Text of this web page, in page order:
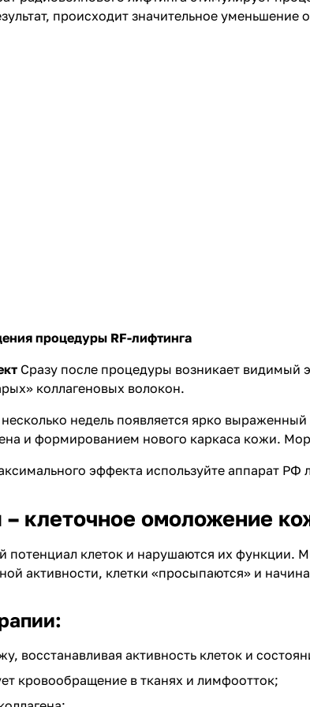
происходит значительное уменьшение
процедуры RF-лифтинга
Сразу после процедуры возникает видимый
коллагеновых волокон.
недель появляется ярко
и формированием нового каркаса кожи.
эффекта используйте аппарат
клеточное омоложение
потенциал клеток и нарушаются их функции.
активности, клетки «просыпаются» и
восстанавливая активность клеток и
кровообращение в тканях и лимфоотток;